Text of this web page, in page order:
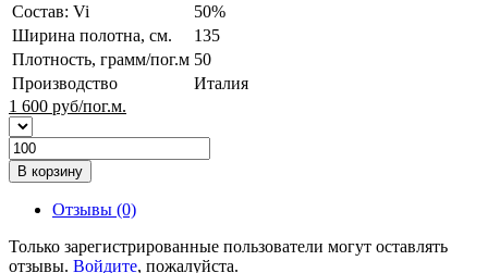
Состав: Vi
50%
Ширина полотна, см.
135
Плотность, грамм/пог.м 50
Производство
Италия
1 600 руб/пог.м.
В корзину
Отзывы (0)
Только зарегистрированные пользователи могут оставлять
отзывы. Войдите, пожалуйста.